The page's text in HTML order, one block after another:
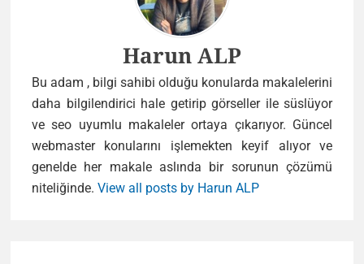
Author
Harun ALP
Bu adam , bilgi sahibi olduğu konularda makalelerini
daha bilgilendirici hale getirip görseller ile süslüyor
ve seo uyumlu makaleler ortaya çıkarıyor. Güncel
webmaster konularını işlemekten keyif alıyor ve
genelde her makale aslında bir sorunun çözümü
niteliğinde. View all posts by Harun ALP